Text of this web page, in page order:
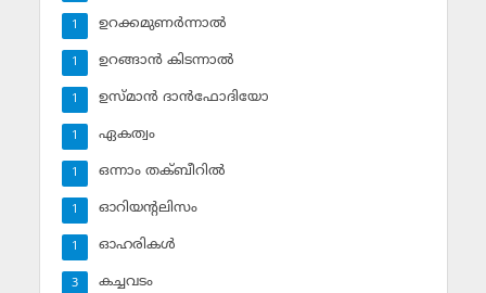
ഉറക്കമുണര്‍ന്നാല്‍
1
ഉറങ്ങാന്‍ കിടന്നാല്‍
1
ഉസ്മാന്‍ ദാന്‍ഫോദിയോ
1
ഏകത്വം
1
ഒന്നാം തക്ബീറില്‍
1
ഓറിയന്റലിസം
1
ഓഹരികള്‍
1
കച്ചവടം
3